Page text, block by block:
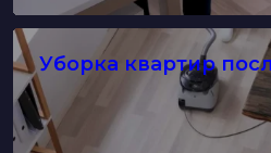
Уборка квартир